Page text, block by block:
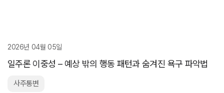
2026년 04월 05일
일주론 이중성 – 예상 밖의 행동 패턴과 숨겨진 욕구 파악법
사주통변